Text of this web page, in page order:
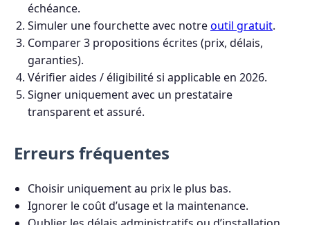
échéance.
Simuler une fourchette avec notreoutil gratuit.
Comparer 3 propositions écrites (prix, délais,
garanties).
Vérifier aides / éligibilité si applicable en 2026.
Signer uniquement avec un prestataire
transparent et assuré.
Erreurs fréquentes
Choisir uniquement au prix le plus bas.
Ignorer le coût d’usage et la maintenance.